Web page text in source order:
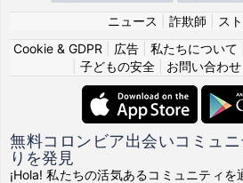
ニュース 詐欺師 ス
Cookie & GDPR
広告 私たちについて
子どもの安全| お問い合わせ
無料コロンビア出会いコミュ
りを発見
¡Hola! 私たちの活気あるコミュニティ